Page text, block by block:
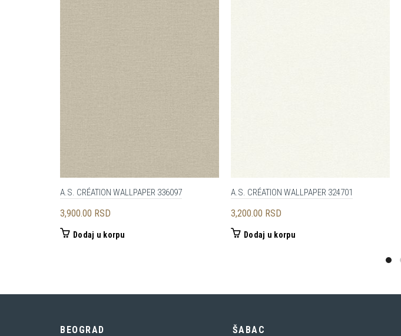
A.S. CRÉATION WALLPAPER 336097
3,900.00 RSD
Dodaj u korpu
A.S. CRÉATION WALLPAPER 324701
3,200.00 RSD
Dodaj u korpu
BEOGRAD ŠABAC